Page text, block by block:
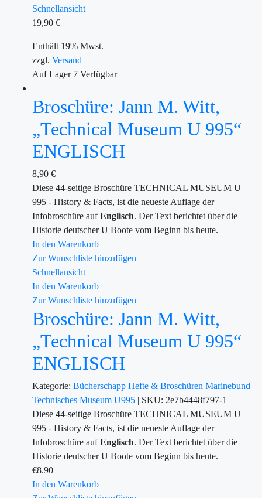
Schnellansicht
19,90 €
Enthält 19% Mwst.
zzgl. Versand
Auf Lager7 Verfügbar
Broschüre: Jann M. Witt,
„Technical Museum U 995“
ENGLISCH
8,90 €
Diese 44-seitige Broschüre TECHNICAL MUSEUM U
995 - History & Facts, ist die neueste Auflage der
Infobroschüre aufEnglisch. Der Text berichtet über die
Historie deutscher U Boote vom Beginn bis heute.
In den Warenkorb
Zur Wunschliste hinzufügen
Schnellansicht
In den Warenkorb
Zur Wunschliste hinzufügen
Broschüre: Jann M. Witt,
„Technical Museum U 995“
ENGLISCH
Kategorie: Bücherschapp Hefte & Broschüren Marinebund
Technisches Museum U995 | SKU: 2e7b4448f797-1
Diese 44-seitige Broschüre TECHNICAL MUSEUM U
995 - History & Facts, ist die neueste Auflage der
Infobroschüre aufEnglisch. Der Text berichtet über die
Historie deutscher U Boote vom Beginn bis heute.
€8.90
In den Warenkorb